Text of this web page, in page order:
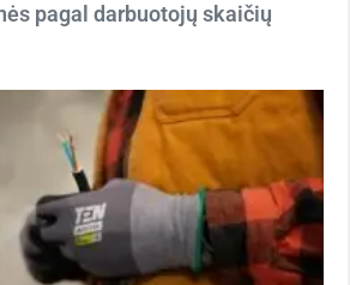
pagal darbuotojų skaičių